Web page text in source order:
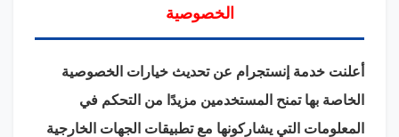
الخصوصية
أعلنت خدمة إنستجرام عن تحديث خيارات الخصوصية
الخاصة بها تمنح المستخدمين مزيدًا من التحكم في
المعلومات التي يشاركونها مع تطبيقات الجهات الخارجية